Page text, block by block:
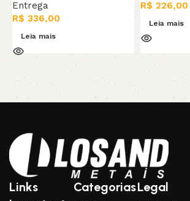
Entrega
R$ 336,00
Leia mais
R$ 226,00
Leia mais
Links
CategoriasLegal